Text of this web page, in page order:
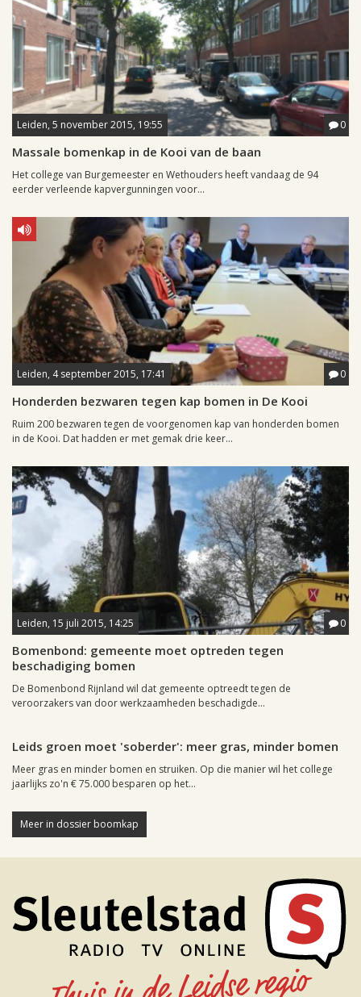
Leiden, 5 november 2015, 19:55 0
Massale bomenkap in de Kooi van de baan
Het college van Burgemeester en Wethouders heeft vandaag de 94
eerder verleende kapvergunningen voor...
Leiden, 4 september 2015, 17:41 0
Honderden bezwaren tegen kap bomen in De Kooi
Ruim 200 bezwaren tegen de voorgenomen kap van honderden bomen
in de Kooi. Dat hadden er met gemak drie keer...
Leiden, 15 juli 2015, 14:25 0
Bomenbond: gemeente moet optreden tegen
beschadiging bomen
De Bomenbond Rijnland wil dat gemeente optreedt tegen de
veroorzakers van door werkzaamheden beschadigde...
Leids groen moet 'soberder': meer gras, minder bomen
Meer gras en minder bomen en struiken. Op die manier wil het college
jaarlijks zo'n € 75.000 besparen op het...
Meer in dossier boomkap